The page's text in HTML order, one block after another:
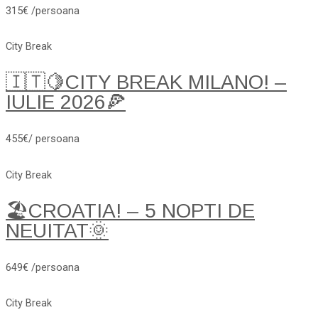
315€ /persoana
City Break
🇮🇹🍋CITY BREAK MILANO! –
IULIE 2026🍕
455€/ persoana
City Break
🏖️CROATIA! – 5 NOPTI DE
NEUITAT🌞
649€ /persoana
City Break